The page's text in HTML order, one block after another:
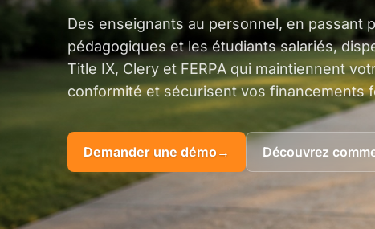
Des enseignants au personnel, en passant
pédagogiques et les étudiants salariés,
Title IX, Clery et FERPA qui maintiennent
conformité et sécurisent vos financements
Demander une démo→ Découvrez